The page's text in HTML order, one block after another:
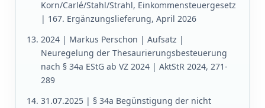
Korn/Carlé/Stahl/Strahl, Einkommensteuergesetz
| 167. Ergänzungslieferung, April 2026
2024 | Markus Perschon | Aufsatz |
Neuregelung der Thesaurierungsbesteuerung
nach § 34a EStG ab VZ 2024 | AktStR 2024, 271-
289
31.07.2025 | § 34a Begünstigung der nicht